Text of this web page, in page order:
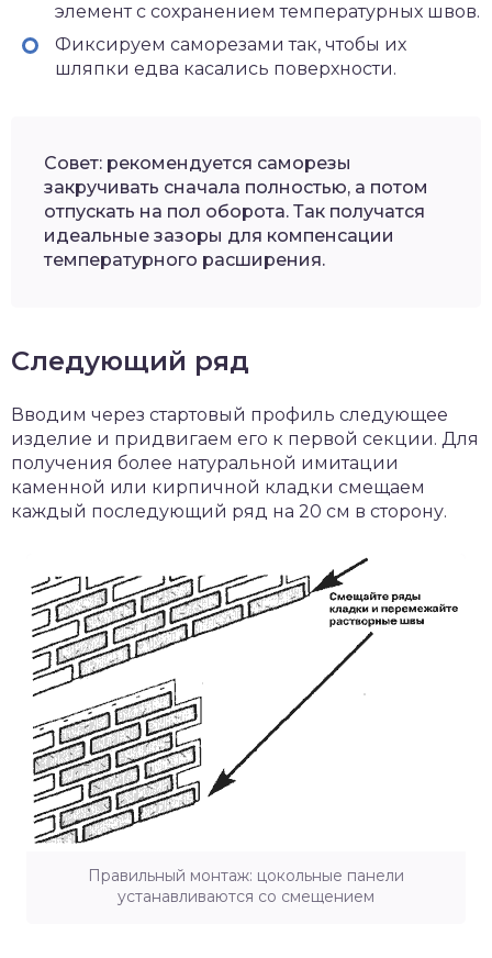
элемент с сохранением температурных швов.
Фиксируем саморезами так, чтобы их
шляпки едва касались поверхности.
Совет: рекомендуется саморезы
закручивать сначала полностью, а потом
отпускать на пол оборота. Так получатся
идеальные зазоры для компенсации
температурного расширения.
Следующий ряд
Вводим через стартовый профиль следующее
изделие и придвигаем его к первой секции. Для
получения более натуральной имитации
каменной или кирпичной кладки смещаем
каждый последующий ряд на 20 см в сторону.
Правильный монтаж: цокольные панели
устанавливаются со смещением